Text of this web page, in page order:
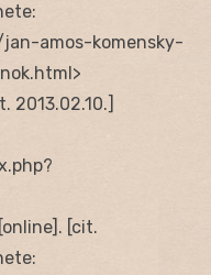
amos-komensky-
2013.02.10.]
[cit.